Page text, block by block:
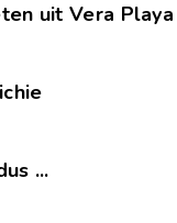
uit Vera Playa
...